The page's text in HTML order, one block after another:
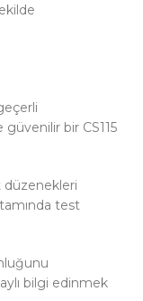
bir CS115
düzenekleri
test
bilgi edinmek